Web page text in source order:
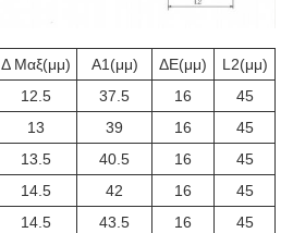
Δ Μαξ(μμ) Α1 (μμ) ΔΕ(μμ) L2(μμ)
12.5 37.5 16
45
13 39 16
45
13.5 40.5 16
45
14.5 42 16
45
14.5 43.5 16
45